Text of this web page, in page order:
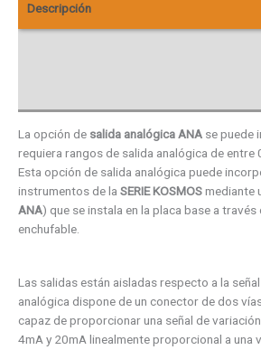
Descripción
La opción de salida analógica ANA se puede
requiera rangos de salida analógica de entre
Esta opción de salida analógica puede
instrumentos de la SERIE KOSMOSmediante
ANA) que se instala en la placa base a
enchufable.
Las salidas están aisladas respecto a la
analógica dispone de un conector de dos
capaz de proporcionar una señal de
4mA y 20mA linealmente proporcional a una